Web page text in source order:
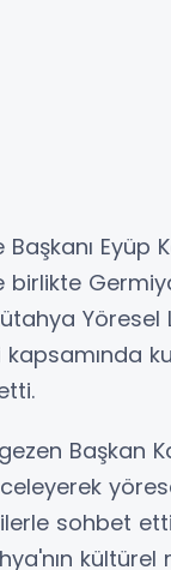
Eyüp
birlikte
Yöresel
kapsamında
Başkan
sohbet
kültürel